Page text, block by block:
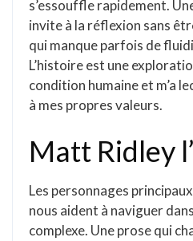
s’essouffle rapidement.
invite à la réflexion sans
qui manque parfois de
L’histoire est une
condition humaine et m’a
à mes propres valeurs.
Matt Ridley
Les personnages
nous aident à naviguer
complexe. Une prose qui